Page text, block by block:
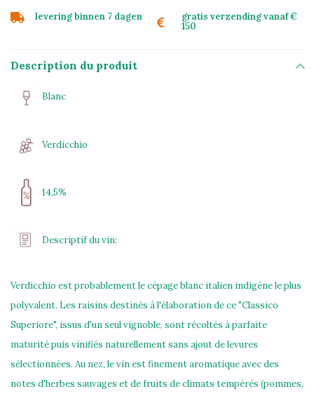
levering binnen 7 dagen
gratis verzending vanaf €
150
Description du produit
Blanc
Verdicchio
14,5%
Descriptif du vin:
Verdicchio est probablement le cépage blanc italien indigène le plus
polyvalent. Les raisins destinés à l'élaboration de ce "Classico
Superiore", issus d'un seul vignoble, sont récoltés à parfaite
maturité puis vinifiés naturellement sans ajout de levures
sélectionnées. Au nez, le vin est finement aromatique avec des
notes d'herbes sauvages et de fruits de climats tempérés (pommes,